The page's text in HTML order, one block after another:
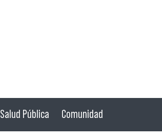
Salud Pública Comunidad